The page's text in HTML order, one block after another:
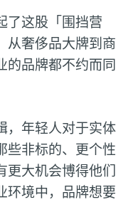
了这股「围挡营
从奢侈品大牌到商
的品牌都不约而同
，年轻人对于实体
些非标的、更个性
更大机会博得他们
环境中，品牌想要